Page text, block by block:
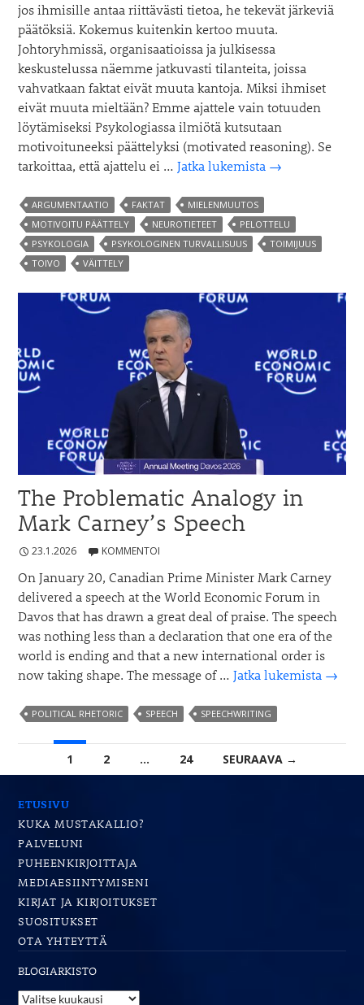
jos ihmisille antaa riittävästi tietoa, he tekevät järkeviä
päätöksiä. Kokemus kuitenkin kertoo muuta.
Johtoryhmissä, organisaatioissa ja julkisessa
keskustelussa näemme jatkuvasti tilanteita, joissa
vahvatkaan faktat eivät muuta kantoja. Miksi ihmiset
eivät muuta mieltään? Emme ajattele vain totuuden
löytämiseksi Psykologiassa ilmiötä kutsutaan
motivoituneeksi päättelyksi (motivated reasoning). Se
tarkoittaa, että ajattelu ei …Jatka lukemista Miksi
muuta
ihmisten
→
ARGUMENTAATIO FAKTAT
MIELENMUUTOS
MOTIVOITU PÄÄTTELY
NEUROTIETEET
PELOTTELU
PSYKOLOGIA
PSYKOLOGINEN TURVALLISUUS
TOIMIJUUS
TOIVO
VÄITTELY
The Problematic Analogy in
Mark Carney’s Speech
23.1.2026 KOMMENTOI
On January 20, Canadian Prime Minister Mark Carney
delivered a speech at the World Economic Forum in
Davos that has drawn a great deal of praise. The speech
was nothing less than a declaration that one era of the
world is ending and that a new international order is
now taking shape. The message of …Jatka lukemista The
→
POLITICAL RHETORIC SPEECH SPEECHWRITING
Artikkelien
selaus
1 2 … 24 SEURAAVA →
ETUSIVU
KUKA MUSTAKALLIO?
PALVELUNI
PUHEENKIRJOITTAJA
MEDIAESIINTYMISENI
KIRJAT JA KIRJOITUKSET
SUOSITUKSET
OTA YHTEYTTÄ
BLOGIARKISTO
Blogiarkisto